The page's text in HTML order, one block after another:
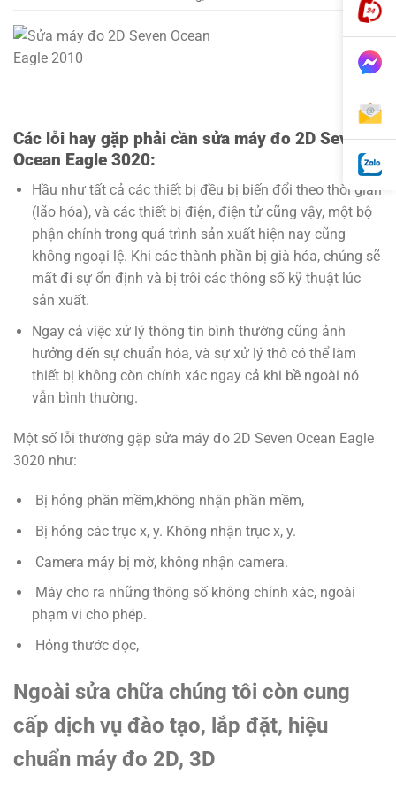
Các lỗi hay gặp phải cần sửa máy đo 2D Seven
Ocean Eagle 3020:
Hầu như tất cả các thiết bị đều bị biến đổi theo thời gian
(lão hóa), và các thiết bị điện, điện tử cũng vậy, một bộ
phận chính trong quá trình sản xuất hiện nay cũng
không ngoại lệ. Khi các thành phần bị già hóa, chúng sẽ
mất đi sự ổn định và bị trôi các thông số kỹ thuật lúc
sản xuất.
Ngay cả việc xử lý thông tin bình thường cũng ảnh
hưởng đến sự chuẩn hóa, và sự xử lý thô có thể làm
thiết bị không còn chính xác ngay cả khi bề ngoài nó
vẫn bình thường.
Một số lỗi thường gặp sửa máy đo 2D Seven Ocean Eagle
3020 như:
Bị hỏng phần mềm,không nhận phần mềm,
Bị hỏng các trục x, y. Không nhận trục x, y.
Camera máy bị mờ, không nhận camera.
Máy cho ra những thông số không chính xác, ngoài
phạm vi cho phép.
Hỏng thước đọc,
Ngoài sửa chữa chúng tôi còn cung
cấp dịch vụ đào tạo, lắp đặt, hiệu
chuẩn máy đo 2D, 3D